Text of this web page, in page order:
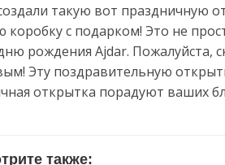
такую вот праздничную
коробку с подарком! Это не
рождения Ajdar. Пожалуйста,
Эту поздравительную
открытка порадуют ваших
также: